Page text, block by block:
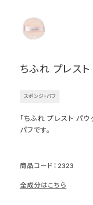
ちふれ プレス
スポンジ・パフ
2323
「ちふれ プレスト パウ
パフです。
全成分はこちら